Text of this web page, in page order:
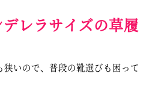
レラサイズの草履
いので、普段の靴選びも困って